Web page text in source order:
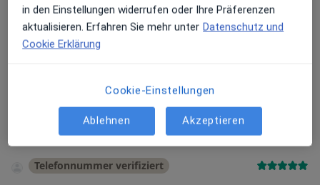
Bewertungen durchsuchen
Telefonnummer verifiziert
in den Einstellungen widerrufen oder Ihre Präferenzen
aktualisieren. Erfahren Sie mehr unter Datenschutz und
Cookie Erklärung
Cookie-Einstellungen
Ablehnen Akzeptieren